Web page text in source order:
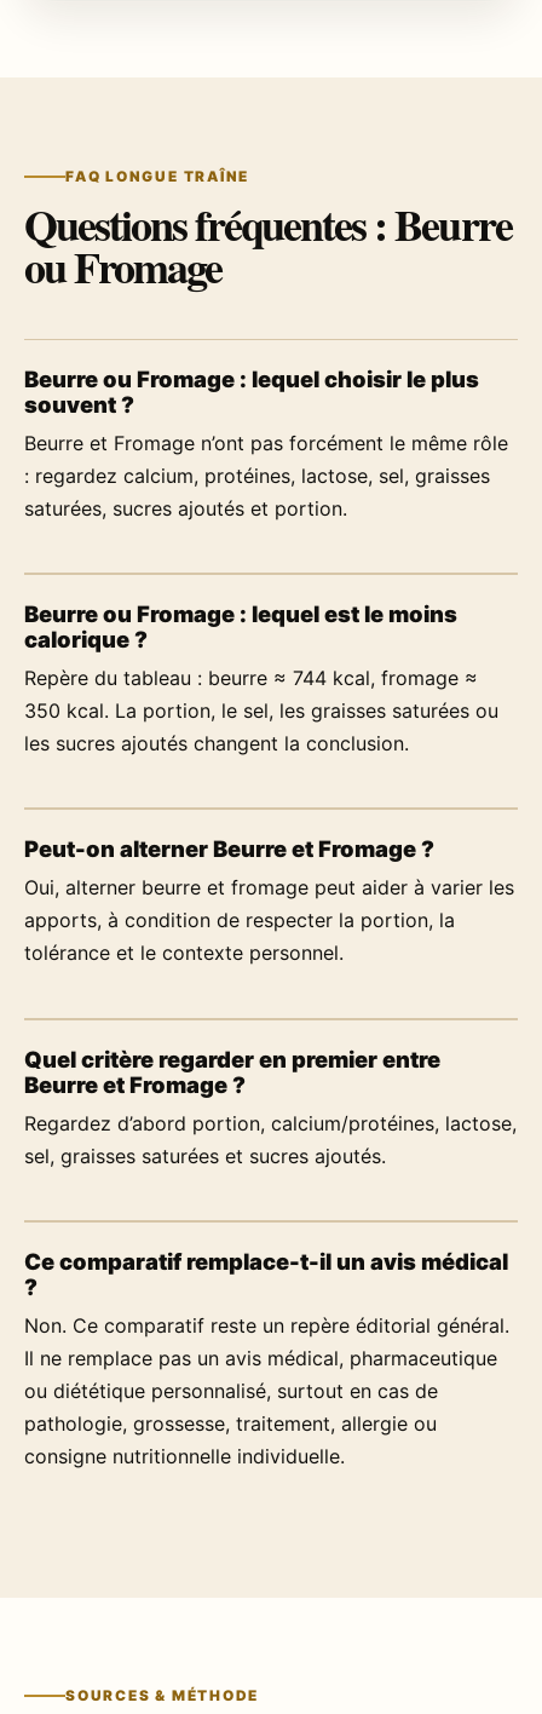
FAQ LONGUE TRAÎNE
Questions fréquentes : Beurre
ou Fromage
Beurre ou Fromage : lequel choisir le plus
souvent ?
Beurre et Fromage n’ont pas forcément le même rôle
: regardez calcium, protéines, lactose, sel, graisses
saturées, sucres ajoutés et portion.
Beurre ou Fromage : lequel est le moins
calorique ?
Repère du tableau : beurre ≈ 744 kcal, fromage ≈
350 kcal. La portion, le sel, les graisses saturées ou
les sucres ajoutés changent la conclusion.
Peut-on alterner Beurre et Fromage ?
Oui, alterner beurre et fromage peut aider à varier les
apports, à condition de respecter la portion, la
tolérance et le contexte personnel.
Quel critère regarder en premier entre
Beurre et Fromage ?
Regardez d’abord portion, calcium/protéines, lactose,
sel, graisses saturées et sucres ajoutés.
Ce comparatif remplace-t-il un avis médical
?
Non. Ce comparatif reste un repère éditorial général.
Il ne remplace pas un avis médical, pharmaceutique
ou diététique personnalisé, surtout en cas de
pathologie, grossesse, traitement, allergie ou
consigne nutritionnelle individuelle.
SOURCES & MÉTHODE